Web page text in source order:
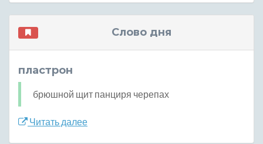
Слово дня
пластрон
брюшной щит панциря черепах
Читать далее